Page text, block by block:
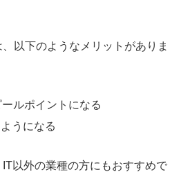
以下のようなメリットがありま
ルポイントになる
うになる
以外の業種の方にもおすすめで